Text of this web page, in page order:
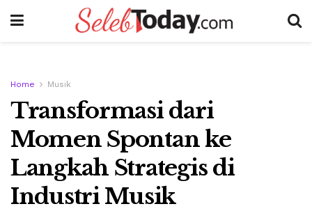
Home Musik
Transformasi dari
Momen Spontan ke
Langkah Strategis di
Industri Musik